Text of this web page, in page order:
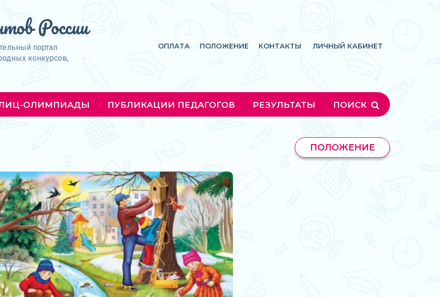
России
портал
конкурсов,
ОПЛАТА ПОЛОЖЕНИЕ КОНТАКТЫ ЛИЧНЫЙ КАБИНЕТ
ОЛИМПИАДЫ ПУБЛИКАЦИИ ПЕДАГОГОВ РЕЗУЛЬТАТЫ ПОИСК
ПОЛОЖЕНИЕ